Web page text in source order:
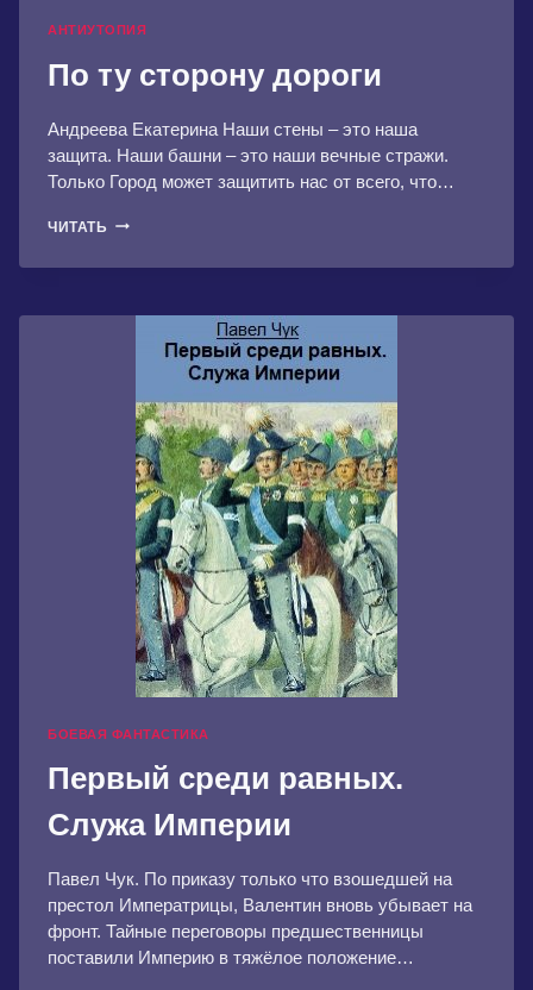
АНТИУТОПИЯ
По ту сторону дороги
Андреева Екатерина Наши стены – это наша
защита. Наши башни – это наши вечные стражи.
Только Город может защитить нас от всего, что…
ЧИТАТЬ ПО
СТОРОНУ
БОЕВАЯ ФАНТАСТИКА
Первый среди равных.
Служа Империи
Павел Чук. По приказу только что взошедшей на
престол Императрицы, Валентин вновь убывает на
фронт. Тайные переговоры предшественницы
поставили Империю в тяжёлое положение…